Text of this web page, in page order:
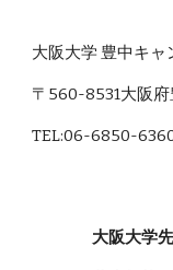
大阪大学 豊中キャ
〒560-8531大阪
TEL:06-6850-
大阪大学